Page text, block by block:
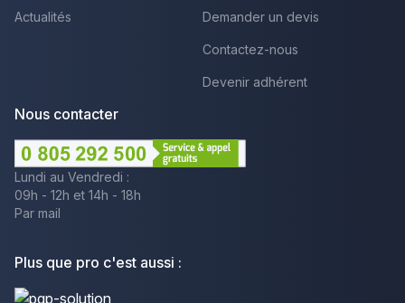
Actualités Demander un devis
Contactez-nous
Devenir adhérent
Nous contacter
Lundi au Vendredi :
09h - 12h et 14h - 18h
Par mail
Plus que pro c'est aussi :